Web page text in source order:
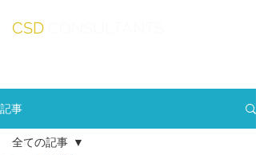
CSD
記事
全ての記事